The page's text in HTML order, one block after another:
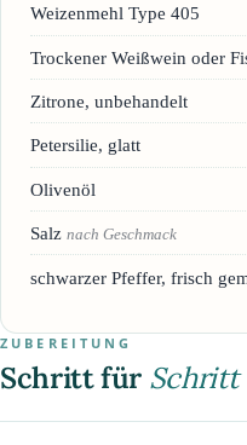
Weizenmehl Type 405
Trockener Weißwein oder
Zitrone, unbehandelt
Petersilie, glatt
Olivenöl
Salz nach Geschmack
schwarzer Pfeffer, frisch
ZUBEREITUNG
Schritt für Schritt